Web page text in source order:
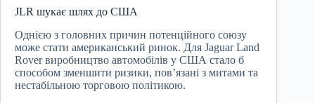
JLR шукає шлях до США
Однією з головних причин потенційного союзу
може стати американський ринок. Для Jaguar Land
Rover виробництво автомобілів у США стало б
способом зменшити ризики, пов’язані з митами та
нестабільною торговою політикою.